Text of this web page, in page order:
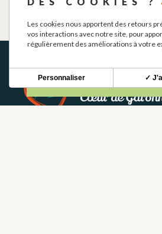
LE FOUSSERET
Les cookies nous apportent des retours
vos interactions avec notre site, pour
régulièrement des améliorations à votre
✓
Personnaliser